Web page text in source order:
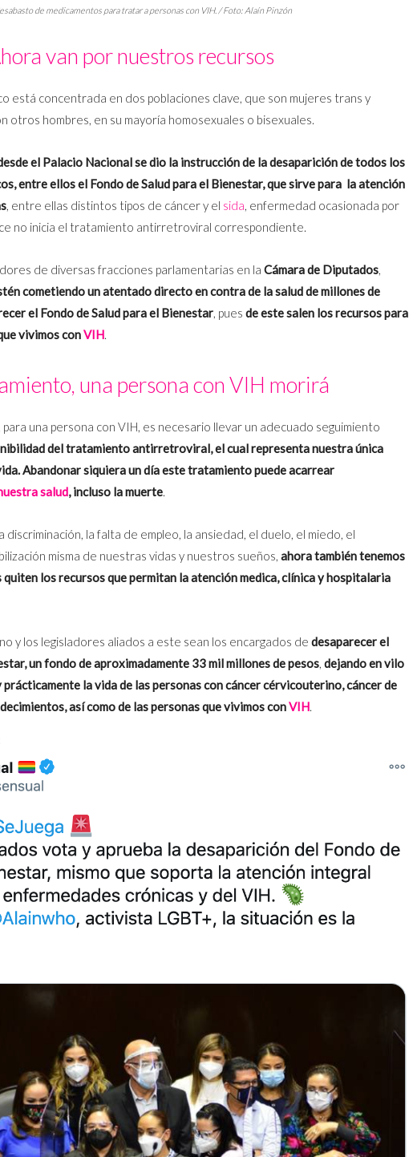
de medicamentos para tratar a personas con VIH. / Foto: Alaín Pinzón
van por nuestros recursos
está concentrada en dos poblaciones clave, que son mujeres trans y
otros hombres, en su mayoría homosexuales o bisexuales.
el Palacio Nacional se dio la instrucción de la desaparición de todos los
entre ellos el Fondo de Salud para el Bienestar, que sirve para la atención
, entre ellas distintos tipos de cáncer y el sida , enfermedad ocasionada por
no inicia el tratamiento antirretroviral correspondiente.
de diversas fracciones parlamentarias en la Cámara de Diputados
cometiendo un atentado directo en contra de la salud de millones de
el Fondo de Salud para el Bienestar , pues de este salen los recursos para
vivimos conVIH
una persona con VIH morirá
una persona con VIH, es necesario llevar un adecuado seguimiento
del tratamiento antirretroviral, el cual representa nuestra única
Abandonar siquiera un día este tratamiento puede acarrear
salud, incluso la muerte
discriminación, la falta de empleo, la ansiedad, el duelo, el miedo, el
misma de nuestras vidas y nuestros sueños, ahora también tenemos
quiten los recursos que permitan la atención medica, clínica y hospitalaria
y los legisladores aliados a este sean los encargados de desaparecer el
un fondo de aproximadamente 33 mil millones de pesos dejando en vilo
la vida de las personas con cáncer cérvicouterino, cáncer de
así como de las personas que vivimos conVIH